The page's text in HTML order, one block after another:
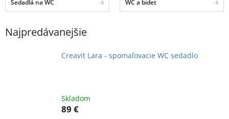
Sedadlá na WC WC a bidet
Najpredávanejšie
Creavit Lara - spomaľovacie WC sedadlo
Skladom
89 €